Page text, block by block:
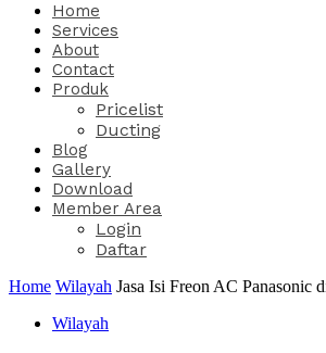
Home
Services
About
Contact
Produk
Pricelist
Ducting
Blog
Gallery
Download
Member Area
Login
Daftar
Home Wilayah Jasa Isi Freon AC Panasonic
Wilayah